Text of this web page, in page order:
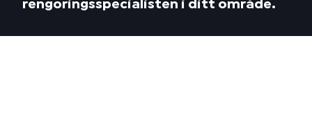
rengöringsspecialisten i ditt område.